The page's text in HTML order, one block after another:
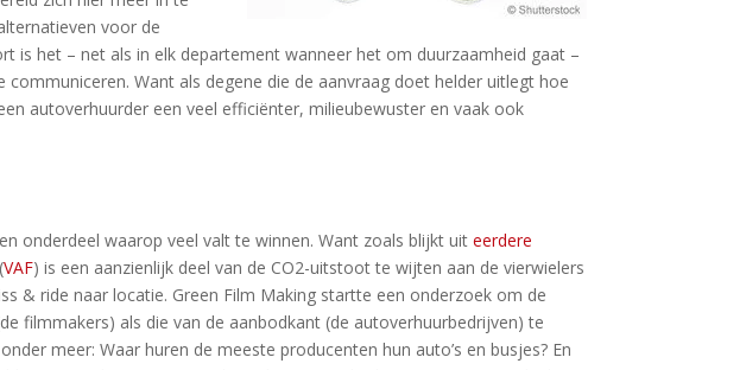
voor de
is het – net als in elk departement wanneer het om duurzaamheid gaat –
Want als degene die de aanvraag doet helder uitlegt hoe
autoverhuurder een veel efficiënter, milieubewuster en vaak ook
onderdeel waarop veel valt te winnen. Want zoals blijkt uit eerdere
VAF) is een aanzienlijk deel van de CO2-uitstoot te wijten aan de vierwielers
& ride naar locatie. Green Film Making startte een onderzoek om de
filmmakers) als die van de aanbodkant (de autoverhuurbedrijven) te
meer: Waar huren de meeste producenten hun auto’s en busjes? En